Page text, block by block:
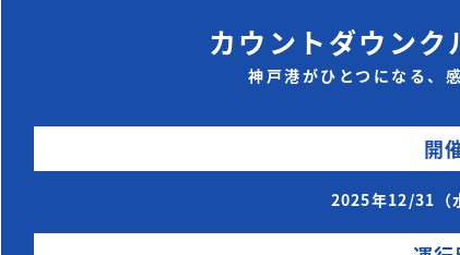
カウントダウン
神戸港がひとつになる、
開
2025年12/31（